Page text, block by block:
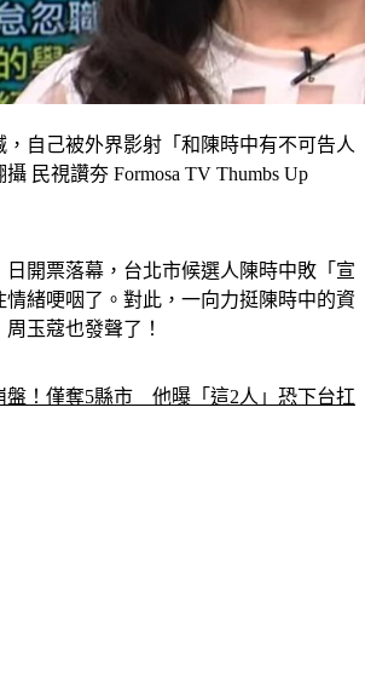
，自己被外界影射「和陳時中有不可告人
民視讚夯 Formosa TV Thumbs Up
日開票落幕，台北市候選人陳時中敗「宣
緒哽咽了。對此，一向力挺陳時中的資
玉蔻也發聲了！
盤！僅奪5縣市　他曝「這2人」恐下台扛